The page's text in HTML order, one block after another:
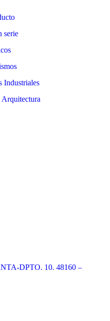
serie
Industriales
Arquitectura
DPTO. 10. 48160 –